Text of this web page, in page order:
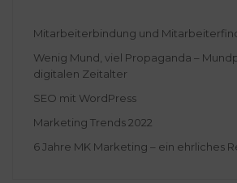
Mitarbeiterbindung und
Wenig Mund, viel Propaganda –
digitalen Zeitalter
SEO mit WordPress
Marketing Trends 2022
6 Jahre MK Marketing – ein ehrliches